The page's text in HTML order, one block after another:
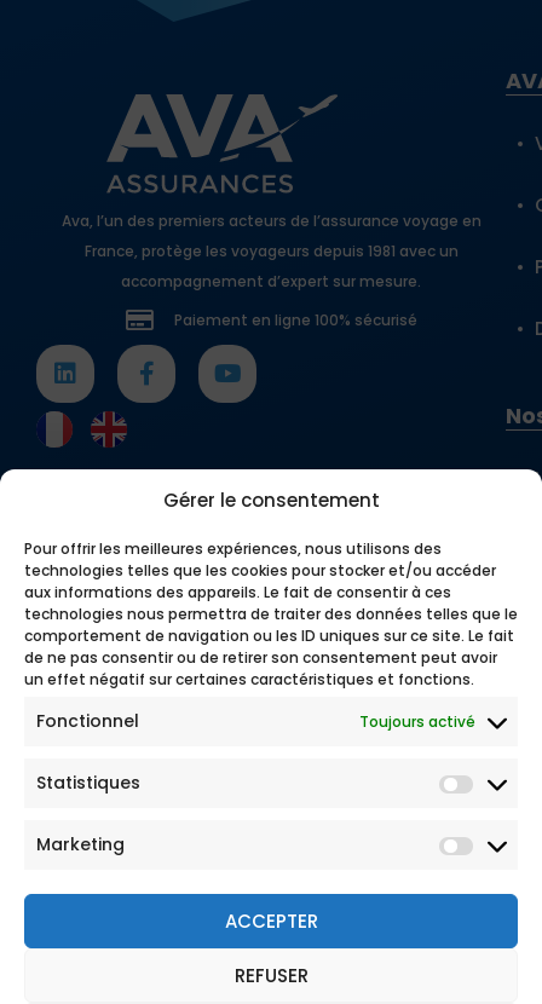
Gérer le consentement
Pour offrir les meilleures expériences, nous utilisons des
technologies telles que les cookies pour stocker et/ou accéder
aux informations des appareils. Le fait de consentir à ces
technologies nous permettra de traiter des données telles que le
comportement de navigation ou les ID uniques sur ce site. Le fait
de ne pas consentir ou de retirer son consentement peut avoir
un effet négatif sur certaines caractéristiques et fonctions.
Fonctionnel Toujours activé
Statistiques
Marketing
ACCEPTER
REFUSER
Ava, l’un des premiers acteurs de l’assurance voyage en
France, protège les voyageurs depuis 1981 avec un
accompagnement d’expert sur mesure.
Paiement en ligne 100% sécurisé